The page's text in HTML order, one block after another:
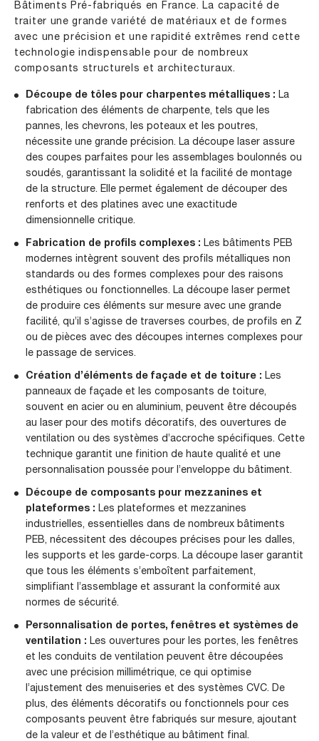
Bâtiments Pré-fabriqués en France. La capacité de
traiter une grande variété de matériaux et de formes
avec une précision et une rapidité extrêmes rend cette
technologie indispensable pour de nombreux
composants structurels et architecturaux.
Découpe de tôles pour charpentes métalliques : La
fabrication des éléments de charpente, tels que les
pannes, les chevrons, les poteaux et les poutres,
nécessite une grande précision. La découpe laser assure
des coupes parfaites pour les assemblages boulonnés ou
soudés, garantissant la solidité et la facilité de montage
de la structure. Elle permet également de découper des
renforts et des platines avec une exactitude
dimensionnelle critique.
Fabrication de profils complexes : Les bâtiments PEB
modernes intègrent souvent des profils métalliques non
standards ou des formes complexes pour des raisons
esthétiques ou fonctionnelles. La découpe laser permet
de produire ces éléments sur mesure avec une grande
facilité, qu’il s’agisse de traverses courbes, de profils en Z
ou de pièces avec des découpes internes complexes pour
le passage de services.
Création d’éléments de façade et de toiture : Les
panneaux de façade et les composants de toiture,
souvent en acier ou en aluminium, peuvent être découpés
au laser pour des motifs décoratifs, des ouvertures de
ventilation ou des systèmes d’accroche spécifiques. Cette
technique garantit une finition de haute qualité et une
personnalisation poussée pour l’enveloppe du bâtiment.
Découpe de composants pour mezzanines et
plateformes : Les plateformes et mezzanines
industrielles, essentielles dans de nombreux bâtiments
PEB, nécessitent des découpes précises pour les dalles,
les supports et les garde-corps. La découpe laser garantit
que tous les éléments s’emboîtent parfaitement,
simplifiant l’assemblage et assurant la conformité aux
normes de sécurité.
Personnalisation de portes, fenêtres et systèmes de
ventilation : Les ouvertures pour les portes, les fenêtres
et les conduits de ventilation peuvent être découpées
avec une précision millimétrique, ce qui optimise
l’ajustement des menuiseries et des systèmes CVC. De
plus, des éléments décoratifs ou fonctionnels pour ces
composants peuvent être fabriqués sur mesure, ajoutant
de la valeur et de l’esthétique au bâtiment final.